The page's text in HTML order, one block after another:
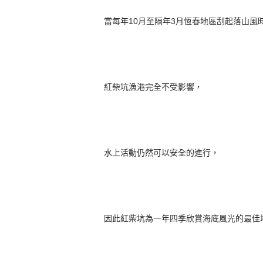
當每年10月至隔年3月恆春地區刮起落山風
紅柴坑漁港完全不受影響，
水上活動仍然可以安全的進行，
因此紅柴坑為一年四季欣賞海底風光的最佳